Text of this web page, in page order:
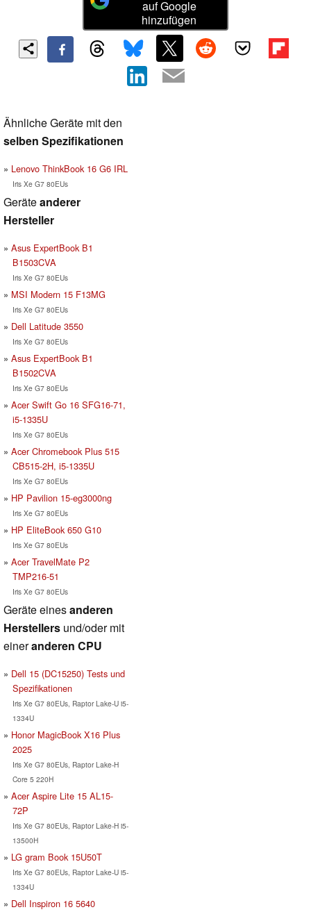
auf Google
hinzufügen
Ähnliche Geräte mit den
selben Spezifikationen
Lenovo ThinkBook 16 G6 IRL
Iris Xe G7 80EUs
Geräteanderer
Hersteller
Asus ExpertBook B1
B1503CVA
Iris Xe G7 80EUs
MSI Modern 15 F13MG
Iris Xe G7 80EUs
Dell Latitude 3550
Iris Xe G7 80EUs
Asus ExpertBook B1
B1502CVA
Iris Xe G7 80EUs
Acer Swift Go 16 SFG16-71,
i5-1335U
Iris Xe G7 80EUs
Acer Chromebook Plus 515
CB515-2H, i5-1335U
Iris Xe G7 80EUs
HP Pavilion 15-eg3000ng
Iris Xe G7 80EUs
HP EliteBook 650 G10
Iris Xe G7 80EUs
Acer TravelMate P2
TMP216-51
Iris Xe G7 80EUs
Geräte einesanderen
Herstellers und/oder mit
eineranderen CPU
Dell 15 (DC15250) Tests und
Spezifikationen
Iris Xe G7 80EUs, Raptor Lake-U i5-
1334U
Honor MagicBook X16 Plus
2025
Iris Xe G7 80EUs, Raptor Lake-H
Core 5 220H
Acer Aspire Lite 15 AL15-
72P
Iris Xe G7 80EUs, Raptor Lake-H i5-
13500H
LG gram Book 15U50T
Iris Xe G7 80EUs, Raptor Lake-U i5-
1334U
Dell Inspiron 16 5640